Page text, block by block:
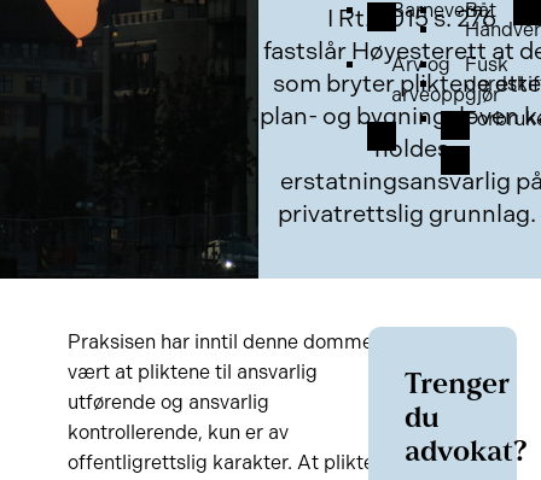
Barnevern
Arv og
arveoppgjør
Båt
Fusk
I Rt. 2015 s. 276
fastslår Høyesterett at
som bryter pliktene
plan- og bygningsloven
holdes
erstatningsansvarlig
privatrettslig
Praksisen har inntil denne dommen
vært at pliktene til ansvarlig
utførende og ansvarlig
kontrollerende, kun er av
offentligrettslig karakter. At pliktene
Trenger
du
advokat?